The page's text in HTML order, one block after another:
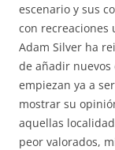
escenario y sus
con recreaciones
Adam Silver ha
de añadir nuevos
empiezan ya a
mostrar su
aquellas
peor valorados,